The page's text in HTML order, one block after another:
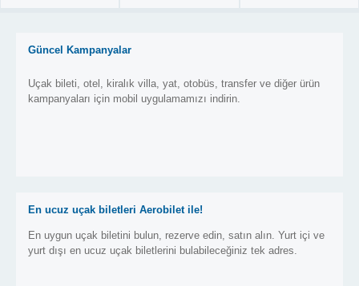
Güncel Kampanyalar
Uçak bileti, otel, kiralık villa, yat, otobüs, transfer ve diğer ürün
kampanyaları için mobil uygulamamızı indirin.
En ucuz uçak biletleri Aerobilet ile!
En uygun uçak biletini bulun, rezerve edin, satın alın. Yurt içi ve
yurt dışı en ucuz uçak biletlerini bulabileceğiniz tek adres.